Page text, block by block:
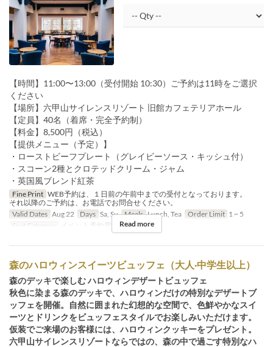
【時間】11:00〜13:00（受付開始 10:30）ご予約は11時をご選択
ください
【場所】六甲山サイレンスリゾート 旧館カフェテリアホール
【定員】40名（着席・完全予約制）
【料金】8,500円（税込）
【提供メニュー（予定）】
・ローストビーフプレート（グレイビーソース・キッシュ付）
・スコーン2種とクロテッドクリーム・ジャム
・英国風ブレンド紅茶
Fine Print WEB予約は、１日前の午前中までの受付となっております。
それ以降のご予約は、お電話でお問合せください。
Valid Dates Aug 22 Days Sa, Su Meals Lunch, Tea Order Limit 1 ~ 5
Seat Category
イベント予約用 Read more
森のハロウィンスイーツビュッフェ（大人·中学生以上）
森のデッキで楽しむ ハロウィンデザートビュッフェ
秋色に染まる森のデッキで、ハロウィンだけの特別なデザートブ
ッフェを開催。自然に囲まれた幻想的な空間で、色鮮やかなスイ
ーツとドリンクをビュッフェスタイルでお楽しみいただけます。
仮装でご来場のお客様には、ハロウィンクッキーをプレゼント。
六甲山サイレンスリゾートならではの、森の中で過ごす特別なハ